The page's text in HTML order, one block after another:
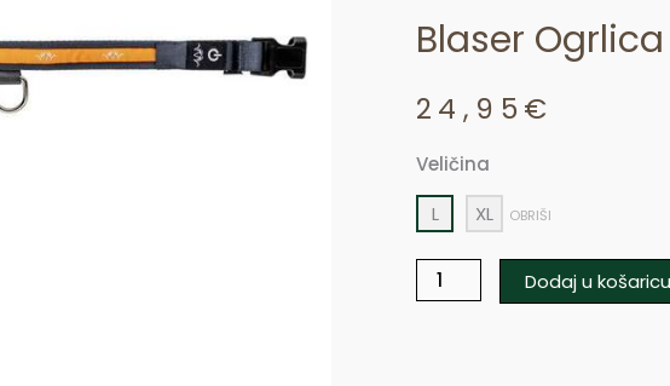
Blaser Ogrlica
24,95 €
Veličina
L
XL OBRIŠI
Blaser
ogrlica
psa
količina
Dodaj u košaricu